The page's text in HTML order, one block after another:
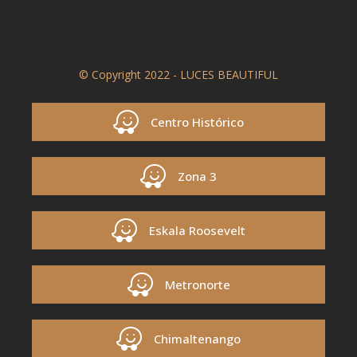
© Copyright 2022 - LUCES BEAUTIFUL
Centro Histórico
Zona 3
Eskala Roosevelt
Metronorte
Chimaltenango